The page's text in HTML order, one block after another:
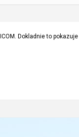
Dokladnie to